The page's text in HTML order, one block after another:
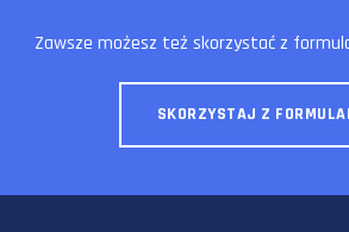
Zawsze możesz też skorzystać z
SKORZYSTAJ Z